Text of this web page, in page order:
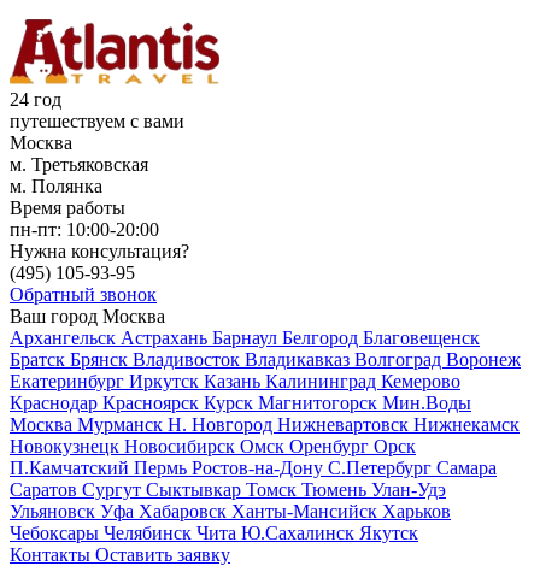
24 год
путешествуем с вами
Москва
м. Третьяковская
м. Полянка
Время работы
пн-пт: 10:00-20:00
Нужна консультация?
(495) 105-93-95
Обратный звонок
Ваш город Москва
Архангельск Астрахань Барнаул Белгород Благовещенск
Братск Брянск Владивосток Владикавказ Волгоград Воронеж
Екатеринбург Иркутск Казань Калининград Кемерово
Краснодар Красноярск Курск Магнитогорск Мин.Воды
Москва Мурманск Н. Новгород Нижневартовск Нижнекамск
Новокузнецк Новосибирск Омск Оренбург Орск
П.Камчатский Пермь Ростов-на-Дону С.Петербург Самара
Саратов Сургут Сыктывкар Томск Тюмень Улан-Удэ
Ульяновск Уфа Хабаровск Ханты-Мансийск Харьков
Чебоксары Челябинск Чита Ю.Сахалинск Якутск
Контакты Оставить заявку